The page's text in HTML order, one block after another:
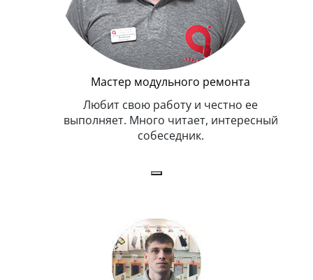
Мастер модульного ремонта
Любит свою работу и честно ее
выполняет. Много читает, интересный
собеседник.